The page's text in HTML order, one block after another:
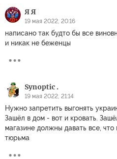
Я Я
19 мая 2022, 20:16
написано так будто бы все
и никак не беженцы
Synoptic .
19 мая 2022, 21:14
Нужно запретить выгонять
Зашёл в дом - вот и кровать.
магазине должны давать все, что
тюрьма